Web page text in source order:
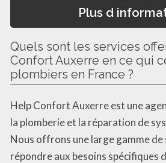
Plus d
Quels sont les services
Confort Auxerre en ce qui
plombiers en France ?
Help Confort Auxerre est une
la plomberie et la réparation de
Nous offrons une large gamme de
répondre aux besoins spécifiques